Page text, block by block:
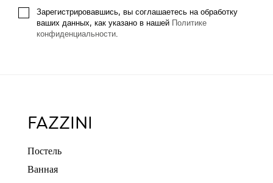
Зарегистрировавшись, вы соглашаетесь на обработку
ваших данных, как указано в нашей
Политике
конфиденциальности.
FAZZINI
Постель
Ванная